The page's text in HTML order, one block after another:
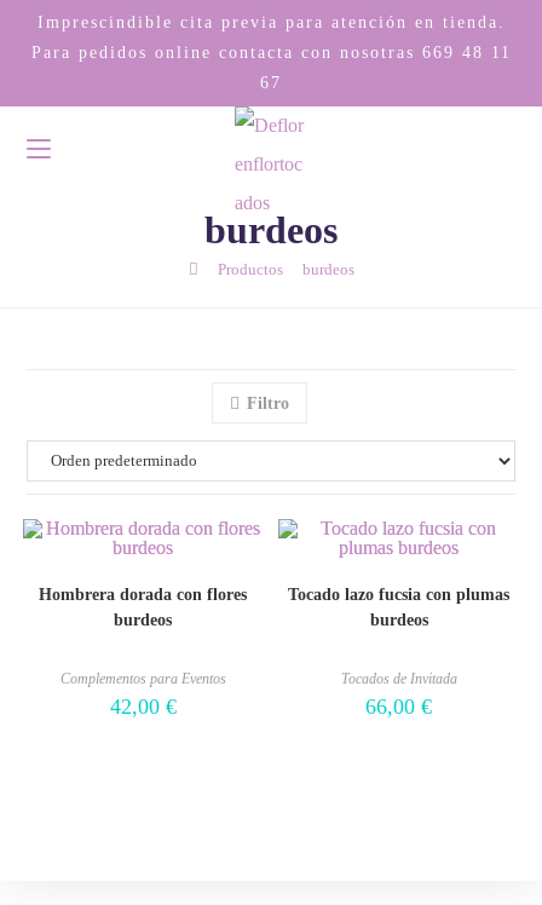
Imprescindible cita previa para atención en tienda.
Para pedidos online contacta con nosotras 669 48 11
67
burdeos
Productos burdeos
Filtro
Hombrera dorada con flores
burdeos
Complementos para Eventos
42,00 €
Tocado lazo fucsia con plumas
burdeos
Tocados de Invitada
66,00€